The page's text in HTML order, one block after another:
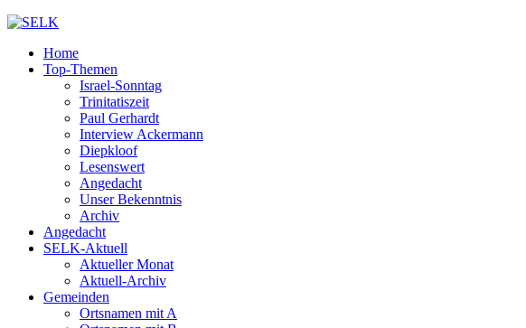
Home
Top-Themen
Israel-Sonntag
Trinitatiszeit
Paul Gerhardt
Interview Ackermann
Diepkloof
Lesenswert
Angedacht
Unser Bekenntnis
Archiv
Angedacht
SELK-Aktuell
Aktueller Monat
Aktuell-Archiv
Gemeinden
Ortsnamen mit A